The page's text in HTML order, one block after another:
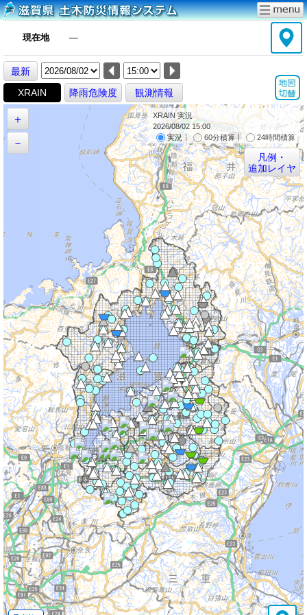
現在地 ―
最新
XRAIN
降雨危険度 観測情報
＋
－
XRAIN 実況
2026/08/02 15:00
実況 ｜ 60分積算 ｜ 24時間積算
凡例・
追加レイヤ